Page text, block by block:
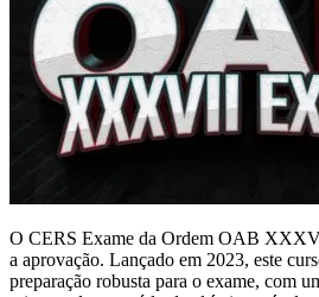
O CERS Exame da Ordem OAB
a aprovação. Lançado em 2023, este
preparação robusta para o exame, com